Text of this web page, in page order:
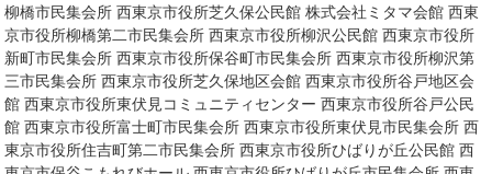
柳橋市民集会所 西東京市役所芝久保公民館 株式会社ミタマ会館 西東
京市役所柳橋第二市民集会所 西東京市役所柳沢公民館 西東京市役所
新町市民集会所 西東京市役所保谷町市民集会所 西東京市役所柳沢第
三市民集会所 西東京市役所芝久保地区会館 西東京市役所谷戸地区会
館 西東京市役所東伏見コミュニティセンター 西東京市役所谷戸公民
館 西東京市役所富士町市民集会所 西東京市役所東伏見市民集会所 西
東京市役所住吉町第二市民集会所 西東京市役所ひばりが丘公民館 西